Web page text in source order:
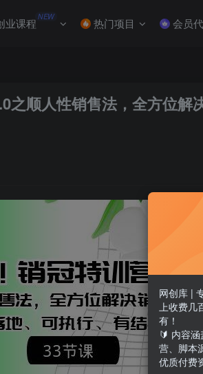
业课程 NEW 热门项目 会员
之顺人性销售法，全方位解
网创库 |
上收费
有！
🔰 内容
营、脚本
优质付费